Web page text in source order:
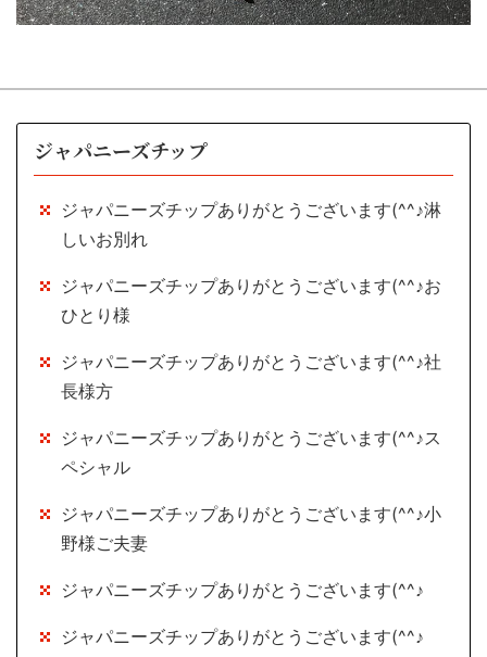
ジャパニーズチップ
ジャパニーズチップありがとうございます(^^♪淋
しいお別れ
ジャパニーズチップありがとうございます(^^♪お
ひとり様
ジャパニーズチップありがとうございます(^^♪社
長様方
ジャパニーズチップありがとうございます(^^♪ス
ペシャル
ジャパニーズチップありがとうございます(^^♪小
野様ご夫妻
ジャパニーズチップありがとうございます(^^♪
ジャパニーズチップありがとうございます(^^♪